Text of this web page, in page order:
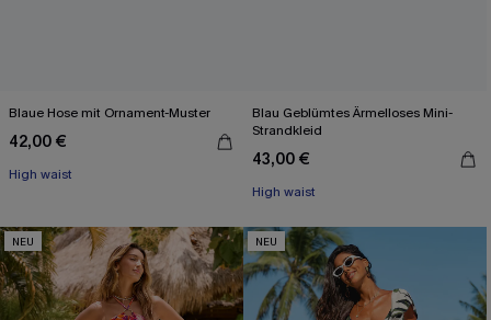
Blaue Hose mit Ornament-Muster
42,00 €
High waist
Blau Geblümtes Ärmelloses Mini-
Strandkleid
43,00 €
High waist
NEU NEU